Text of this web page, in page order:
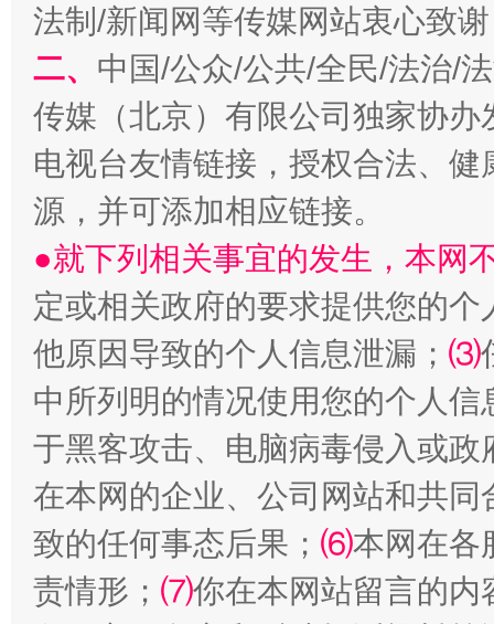
解纷+调解+退费，一次搞定
站台名比不上好声名
漫山遍野的桃花与雪山、麦地、白藏房 除
法制/新闻网等传媒网站衷心致
二、 中国/公众/公共/全民/法治/
传媒（北京）有限公司独家协
电视台友情链接，授权合法、
源，并可添加相应链接。
●就下列相关事宜的发生，本网
定或相关政府的要求提供您的个
他原因导致的个人信息泄漏； ⑶
中所列明的情况使用您的个人
于黑客攻击、电脑病毒侵入或
在本网的企业、公司网站和共
致的任何事态后果； ⑹本网在各
责情形； ⑺你在本网站留言的内